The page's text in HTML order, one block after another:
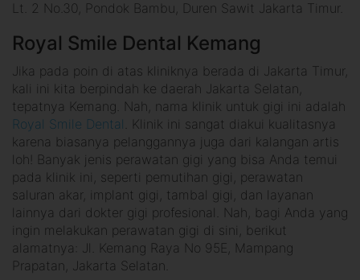
Lt. 2 No.30, Pondok Bambu, Duren Sawit Jakarta Timur.
Royal Smile Dental Kemang
Jika pada poin di atas kliniknya berada di Jakarta Timur,
kali ini kita berpindah ke daerah Jakarta Selatan,
tepatnya Kemang. Nah, nama klinik untuk gigi ini adalah
Royal Smile Dental . Klinik ini sangat diakui kualitasnya
karena biasanya pelanggannya juga dari kalangan artis
loh! Banyak jenis perawatan gigi yang bisa Anda temui
pada klinik ini, seperti pemutihan gigi, perawatan
saluran akar, implant gigi, tambal gigi, dan layanan
lainnya dari dokter gigi profesional. Nah, bagi Anda yang
ingin melakukan perawatan gigi di sini, berikut
alamatnya: Jl. Kemang Raya No 95E, Mampang
Prapatan, Jakarta Selatan.